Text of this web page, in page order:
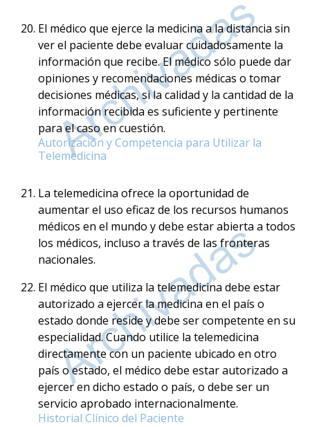
El médico que ejerce la medicina a la distancia sin
ver el paciente debe evaluar cuidadosamente la
información que recibe. El médico sólo puede dar
opiniones y recomendaciones médicas o tomar
decisiones médicas, si la calidad y la cantidad de la
información recibida es suficiente y pertinente
para el caso en cuestión.
Autorización y Competencia para Utilizar la
Telemedicina
La telemedicina ofrece la oportunidad de
aumentar el uso eficaz de los recursos humanos
médicos en el mundo y debe estar abierta a todos
los médicos, incluso a través de las fronteras
nacionales.
El médico que utiliza la telemedicina debe estar
autorizado a ejercer la medicina en el país o
estado donde reside y debe ser competente en su
especialidad. Cuando utilice la telemedicina
directamente con un paciente ubicado en otro
país o estado, el médico debe estar autorizado a
ejercer en dicho estado o país, o debe ser un
servicio aprobado internacionalmente.
Historial Clínico del Paciente